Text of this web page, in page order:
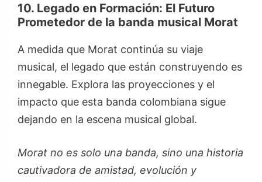
10. Legado en Formación: El Futuro
Prometedor de la banda musical Morat
A medida que Morat continúa su viaje
musical, el legado que están construyendo es
innegable. Explora las proyecciones y el
impacto que esta banda colombiana sigue
dejando en la escena musical global.
Morat no es solo una banda, sino una historia
cautivadora de amistad, evolución y